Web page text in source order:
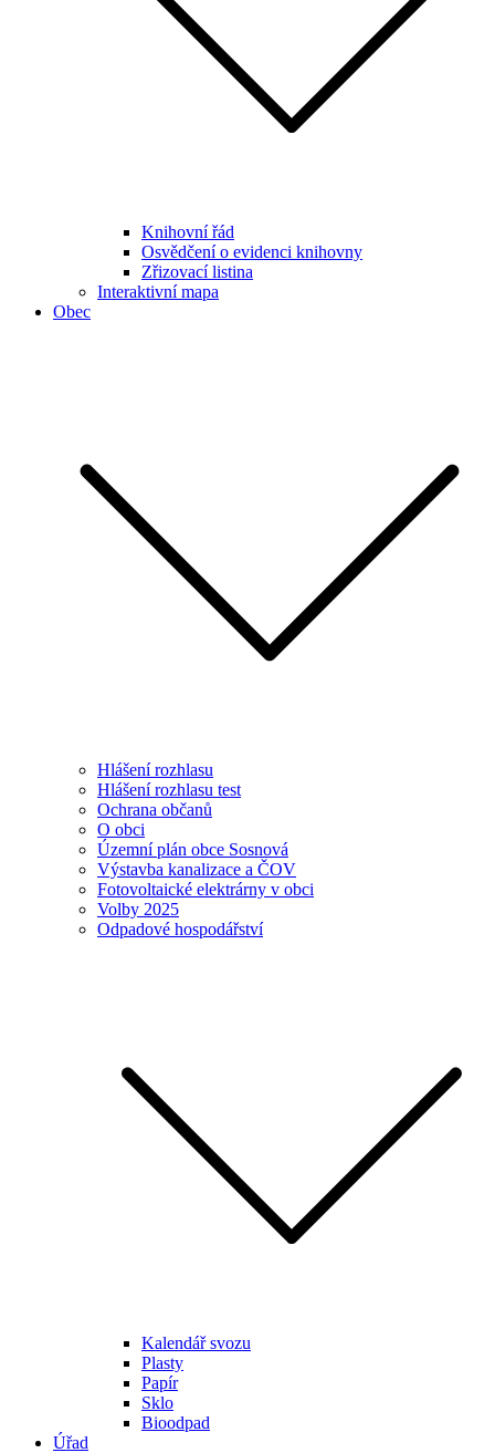
Knihovní řád
Osvědčení o evidenci knihovny
Zřizovací listina
Interaktivní mapa
Obec
Hlášení rozhlasu
Hlášení rozhlasu test
Ochrana občanů
O obci
Územní plán obce Sosnová
Výstavba kanalizace a ČOV
Fotovoltaické elektrárny v obci
Volby 2025
Odpadové hospodářství
Kalendář svozu
Plasty
Papír
Sklo
Bioodpad
Úřad